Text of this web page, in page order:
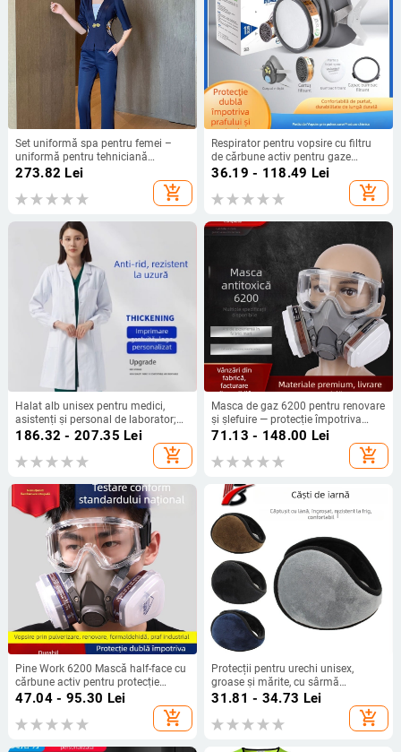
Set uniformă spa pentru femei –
uniformă pentru tehniciană
pedicură și baie de picioare, centru
de sănătate, 8096, mâneci 3/4 și
pantaloni
273.82 Lei
add_shopping_cart
Respirator pentru vopsire cu filtru
de cărbune activ pentru gaze
chimice, praf și formaldehidă
36.19 - 118.49 Lei
add_shopping_cart
Halat alb unisex pentru medici,
asistenți și personal de laborator;
amestec bumbac-poliester; mâneci
lungi sau scurte; lungime medie.
186.32 - 207.35 Lei
add_shopping_cart
Masca de gaz 6200 pentru renovare
și șlefuire — protecție împotriva
prafului pentru vopsire cu spray,
pesticide și industrie chimică
71.13 - 148.00 Lei
add_shopping_cart
Pine Work 6200 Mască half-face cu
cărbune activ pentru protecție
împotriva prafului și virusurilor –
47.04 - 95.30 Lei
add_shopping_cart
Protecții pentru urechi unisex,
groase și mărite, cu sârmă
metalică, pluș ultra-moale, fixare pe
31.81 - 34.73 Lei
add_shopping_cart